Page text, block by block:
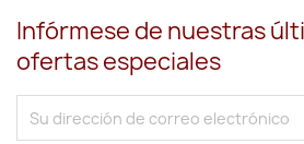
Infórmese de nuestras
ofertas especiales